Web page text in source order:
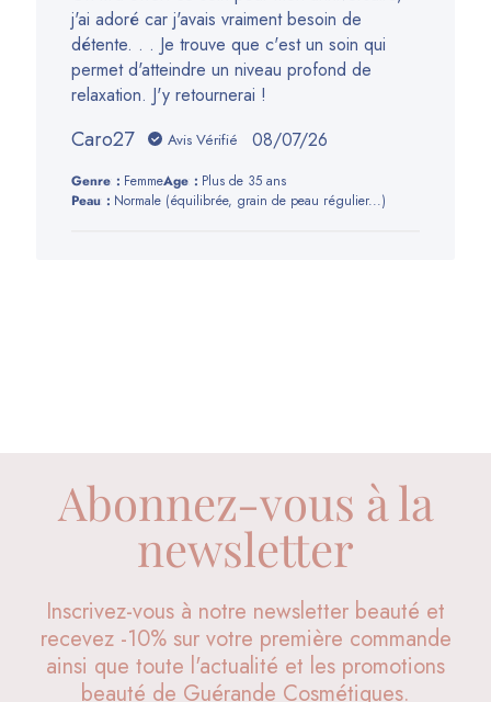
j'ai adoré car j'avais vraiment besoin de
détente. . . Je trouve que c'est un soin qui
permet d'atteindre un niveau profond de
relaxation. J'y retournerai !
Caro27 Avis Vérifié
Date
publication
08/07/26
Genre: FemmeAge:
Plus de 35 ans
Peau:
Normale (équilibrée, grain de peau régulier...)
Abonnez-vous à la
newsletter
Inscrivez-vous à notre newsletter beauté et
recevez -10% sur votre première commande
ainsi que toute l'actualité et les promotions
beauté de Guérande Cosmétiques.